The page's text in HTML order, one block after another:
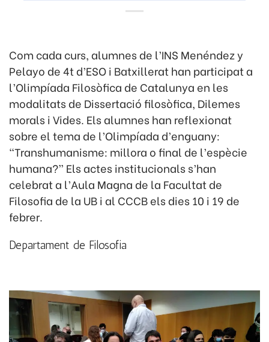
Com cada curs, alumnes de l’INS Menéndez y
Pelayo de 4t d’ESO i Batxillerat han participat a
l’Olimpíada Filosòfica de Catalunya en les
modalitats de Dissertació filosòfica, Dilemes
morals i Vides. Els alumnes han reflexionat
sobre el tema de l’Olimpíada d’enguany:
“Transhumanisme: millora o final de l’espècie
humana?” Els actes institucionals s’han
celebrat a l’Aula Magna de la Facultat de
Filosofia de la UB i al CCCB els dies 10 i 19 de
febrer.
Departament de Filosofia